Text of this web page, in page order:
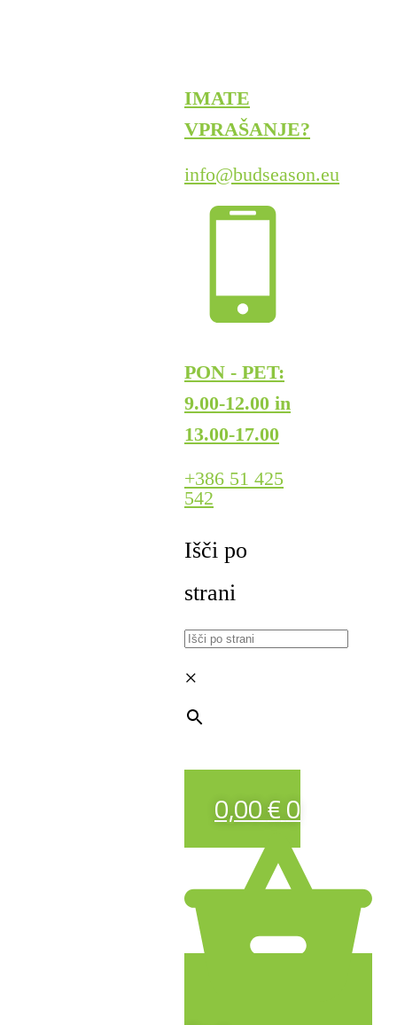
IMATE
VPRAŠANJE?
info@budseason.eu
PON - PET:
9.00-12.00 in
13.00-17.00
+386 51 425
542
Išči po
strani
×
0,00€0